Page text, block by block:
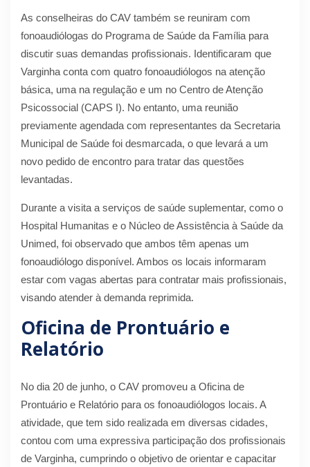
As conselheiras do CAV também se reuniram com
fonoaudiólogas do Programa de Saúde da Família para
discutir suas demandas profissionais. Identificaram que
Varginha conta com quatro fonoaudiólogos na atenção
básica, uma na regulação e um no Centro de Atenção
Psicossocial (CAPS I). No entanto, uma reunião
previamente agendada com representantes da Secretaria
Municipal de Saúde foi desmarcada, o que levará a um
novo pedido de encontro para tratar das questões
levantadas.
Durante a visita a serviços de saúde suplementar, como o
Hospital Humanitas e o Núcleo de Assistência à Saúde da
Unimed, foi observado que ambos têm apenas um
fonoaudiólogo disponível. Ambos os locais informaram
estar com vagas abertas para contratar mais profissionais,
visando atender à demanda reprimida.
Oficina de Prontuário e
Relatório
No dia 20 de junho, o CAV promoveu a Oficina de
Prontuário e Relatório para os fonoaudiólogos locais. A
atividade, que tem sido realizada em diversas cidades,
contou com uma expressiva participação dos profissionais
de Varginha, cumprindo o objetivo de orientar e capacitar